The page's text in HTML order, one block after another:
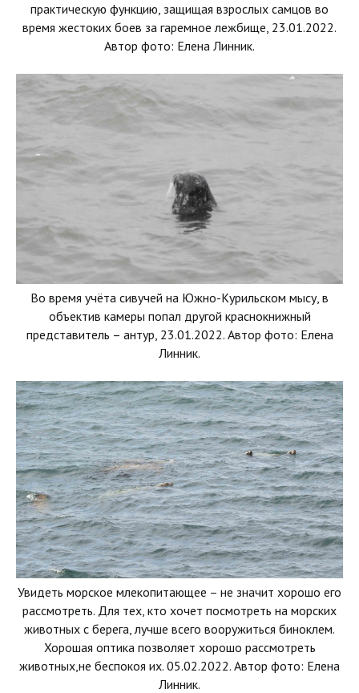
практическую функцию, защищая взрослых самцов во
время жестоких боев за гаремное лежбище, 23.01.2022.
Автор фото: Елена Линник.
Во время учёта сивучей на Южно-Курильском мысу, в
объектив камеры попал другой краснокнижный
представитель – антур, 23.01.2022. Автор фото: Елена
Линник.
Увидеть морское млекопитающее – не значит хорошо его
рассмотреть. Для тех, кто хочет посмотреть на морских
животных с берега, лучше всего вооружиться биноклем.
Хорошая оптика позволяет хорошо рассмотреть
животных,не беспокоя их. 05.02.2022. Автор фото: Елена
Линник.